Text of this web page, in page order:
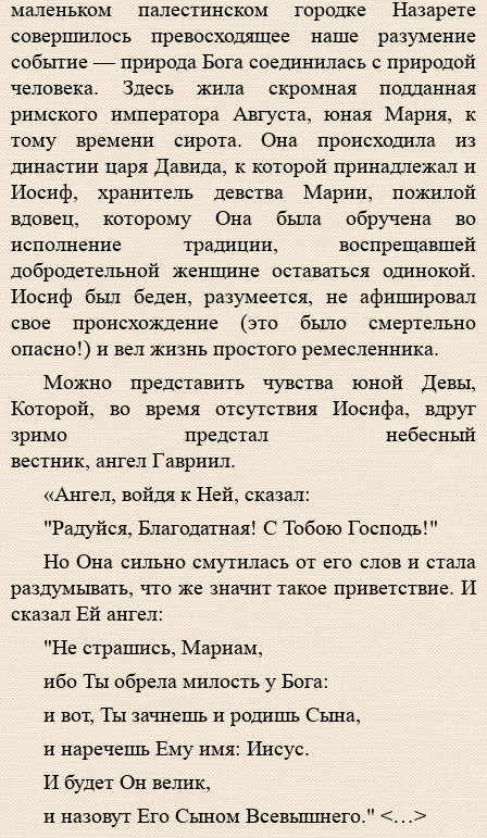
маленьком палестинском городке Назарете
совершилось превосходящее наше разумение
событие — природа Бога соединилась с природой
человека. Здесь жила скромная подданная
римского императора Августа, юная Мария, к
тому времени сирота. Она происходила из
династии царя Давида, к которой принадлежал и
Иосиф, хранитель девства Марии, пожилой
вдовец, которому Она была обручена во
исполнение традиции, воспрещавшей
добродетельной женщине оставаться одинокой.
Иосиф был беден, разумеется, не афишировал
свое происхождение (это было смертельно
опасно!) и вел жизнь простого ремесленника.
Можно представить чувства юной Девы,
Которой, во время отсутствия Иосифа, вдруг
зримо предстал небесный
вестник, ангел Гавриил.
«Ангел, войдя к Ней, сказал:
"Радуйся, Благодатная! С Тобою Господь!"
Но Она сильно смутилась от его слов и стала
раздумывать, что же значит такое приветствие. И
сказал Ей ангел:
"Не страшись, Мариам,
ибо Ты обрела милость у Бога:
и вот, Ты зачнешь и родишь Сына,
и наречешь Ему имя: Иисус.
И будет Он велик,
и назовут Его Сыном Всевышнего." <…>